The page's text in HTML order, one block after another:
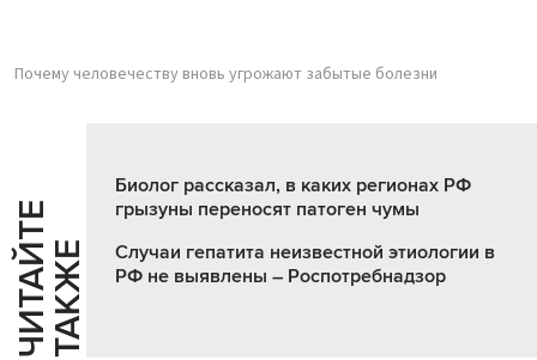
Почему человечеству вновь угрожают забытые болезни
Ч
И
Т
АЙ
Т
Е
Т
А
К
ЖЕ
Биолог рассказал, в каких регионах РФ
грызуны переносят патоген чумы
Случаи гепатита неизвестной этиологии в
РФ не выявлены – Роспотребнадзор